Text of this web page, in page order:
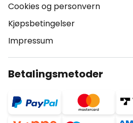
Cookies og personvern
Kjøpsbetingelser
Impressum
Betalingsmetoder